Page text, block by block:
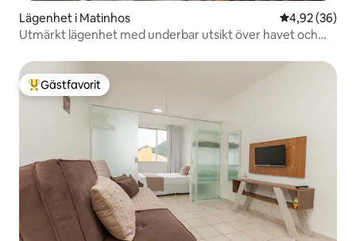
Lägenhet i Matinhos 4,92 av 5 i
4,92 (36)
Utmärkt lägenhet med underbar utsikt över havet och
Populär gästfavorit
Gästfavorit